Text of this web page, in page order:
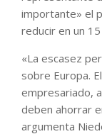
importante» el
reducir en un
«La escasez
sobre Europa.
empresariado,
deben ahorrar
argumenta